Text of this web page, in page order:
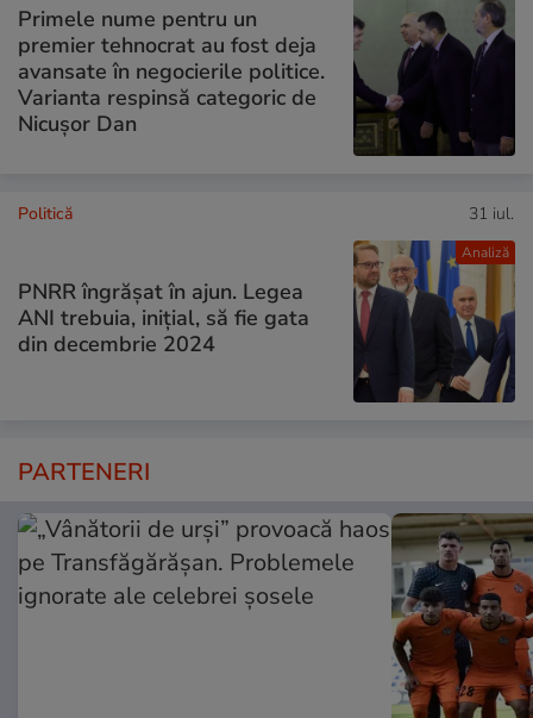
Primele nume pentru un
premier tehnocrat au fost deja
avansate în negocierile politice.
Varianta respinsă categoric de
Nicușor Dan
Analiză
Politică 31 iul.
PNRR îngrășat în ajun. Legea
ANI trebuia, inițial, să fie gata
din decembrie 2024
PARTENERI